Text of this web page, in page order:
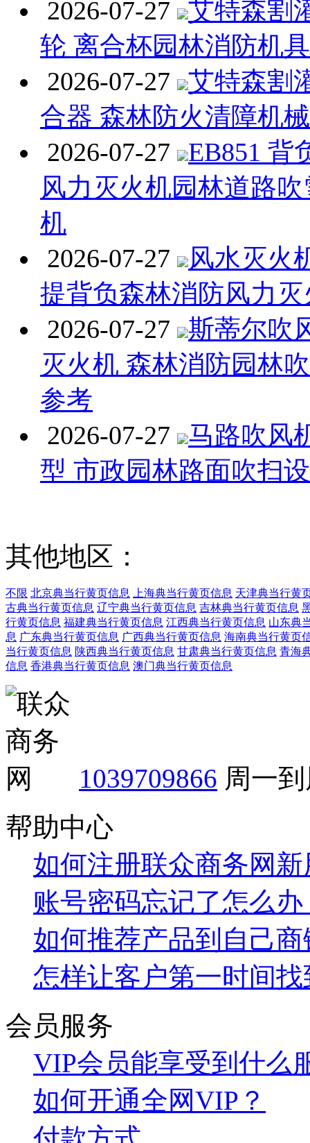
2026-07-27
艾特森割
轮 离合杯园林消防机
2026-07-27
艾特森割
合器 森林防火清障机
2026-07-27
EB851 背
风力灭火机园林道路
机
2026-07-27
风水灭火
提背负森林消防风力
2026-07-27
斯蒂尔吹
灭火机 森林消防园林
参考
2026-07-27
马路吹风
型 市政园林路面吹扫
其他地区：
不限 北京典当行黄页信息 上海典当行黄页信息 天津典当行黄
古典当行黄页信息 辽宁典当行黄页信息 吉林典当行黄页信息
行黄页信息 福建典当行黄页信息 江西典当行黄页信息 山东典
息 广东典当行黄页信息 广西典当行黄页信息 海南典当行黄页
当行黄页信息 陕西典当行黄页信息 甘肃典当行黄页信息 青海
信息 香港典当行黄页信息 澳门典当行黄页信息
1039709866 周一
帮助中心
如何注册联众商务网
账号密码忘记了怎么办
如何推荐产品到自己
怎样让客户第一时间
会员服务
VIP会员能享受到什么
如何开通全网VIP？